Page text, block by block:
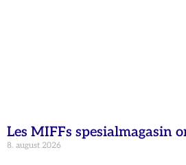
Les MIFFs spesialmagasin
8. august 2026